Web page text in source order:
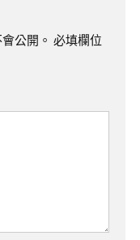
公開。 必填欄位